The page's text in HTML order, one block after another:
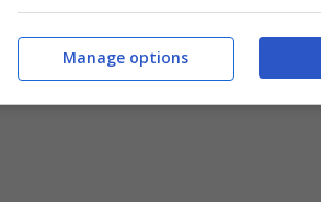
Manage options